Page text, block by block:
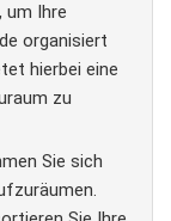
um Ihre
organisiert
hierbei eine
zu
Sie sich